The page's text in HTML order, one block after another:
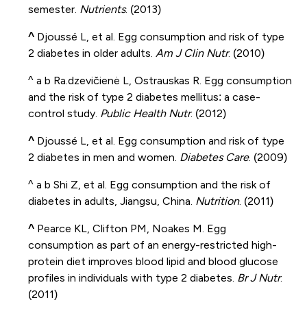
semester. Nutrients. (2013)
^ Djoussé L, et al. Egg consumption and risk of type
2 diabetes in older adults. Am J Clin Nutr. (2010)
^ a b Ra.dzevičienė L, Ostrauskas R. Egg consumption
and the risk of type 2 diabetes mellitus: a case-
control study. Public Health Nutr. (2012)
^ Djoussé L, et al. Egg consumption and risk of type
2 diabetes in men and women. Diabetes Care. (2009)
^ a b Shi Z, et al. Egg consumption and the risk of
diabetes in adults, Jiangsu, China. Nutrition. (2011)
^ Pearce KL, Clifton PM, Noakes M. Egg
consumption as part of an energy-restricted high-
protein diet improves blood lipid and blood glucose
profiles in individuals with type 2 diabetes. Br J Nutr.
(2011)